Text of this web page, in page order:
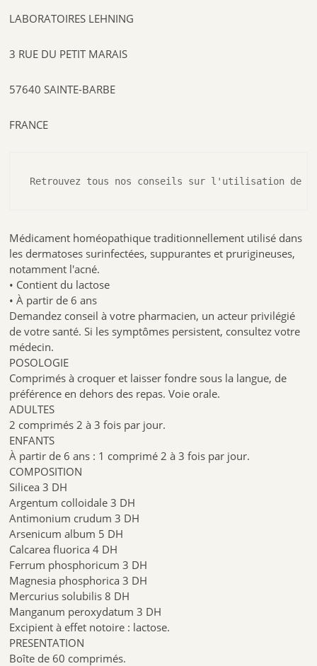
LABORATOIRES LEHNING
3 RUE DU PETIT MARAIS
57640 SAINTE-BARBE
FRANCE
Retrouvez tous nos conseils sur l'utilisation de
Médicament homéopathique traditionnellement utilisé dans
les dermatoses surinfectées, suppurantes et prurigineuses,
notamment l'acné.
• Contient du lactose
• À partir de 6 ans
Demandez conseil à votre pharmacien, un acteur privilégié
de votre santé. Si les symptômes persistent, consultez votre
médecin.
POSOLOGIE
Comprimés à croquer et laisser fondre sous la langue, de
préférence en dehors des repas. Voie orale.
ADULTES
2 comprimés 2 à 3 fois par jour.
ENFANTS
À partir de 6 ans : 1 comprimé 2 à 3 fois par jour.
COMPOSITION
Silicea 3 DH
Argentum colloidale 3 DH
Antimonium crudum 3 DH
Arsenicum album 5 DH
Calcarea fluorica 4 DH
Ferrum phosphoricum 3 DH
Magnesia phosphorica 3 DH
Mercurius solubilis 8 DH
Manganum peroxydatum 3 DH
Excipient à effet notoire : lactose.
PRESENTATION
Boîte de 60 comprimés.